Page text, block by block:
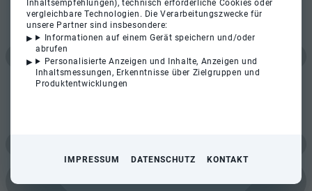
Inhaltsempfehlungen), technisch erforderliche Cookies oder
vergleichbare Technologien. Die Verarbeitungszwecke für
unsere Partner sind insbesondere:
Informationen auf einem Gerät speichern und/oder
abrufen
Personalisierte Anzeigen und Inhalte, Anzeigen und
Inhaltsmessungen, Erkenntnisse über Zielgruppen und
Produktentwicklungen
IMPRESSUM DATENSCHUTZ KONTAKT